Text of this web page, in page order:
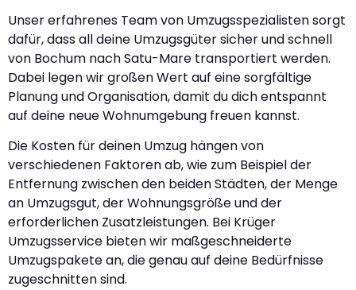
Unser erfahrenes Team von Umzugsspezialisten sorgt
dafür, dass all deine Umzugsgüter sicher und schnell
von Bochum nach Satu-Mare transportiert werden.
Dabei legen wir großen Wert auf eine sorgfältige
Planung und Organisation, damit du dich entspannt
auf deine neue Wohnumgebung freuen kannst.
Die Kosten für deinen Umzug hängen von
verschiedenen Faktoren ab, wie zum Beispiel der
Entfernung zwischen den beiden Städten, der Menge
an Umzugsgut, der Wohnungsgröße und der
erforderlichen Zusatzleistungen. Bei Krüger
Umzugsservice bieten wir maßgeschneiderte
Umzugspakete an, die genau auf deine Bedürfnisse
zugeschnitten sind.